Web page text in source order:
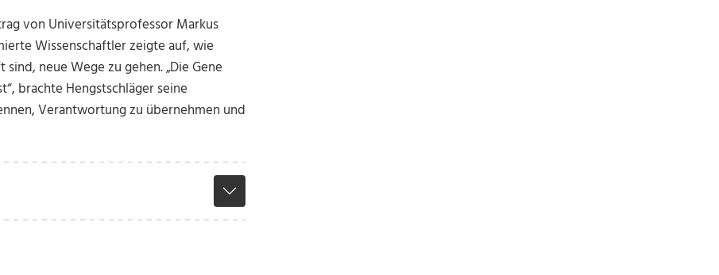
von Universitätsprofessor Markus
Wissenschaftler zeigte auf, wie
neue Wege zu gehen. „Die Gene
brachte Hengstschläger seine
Verantwortung zu übernehmen und